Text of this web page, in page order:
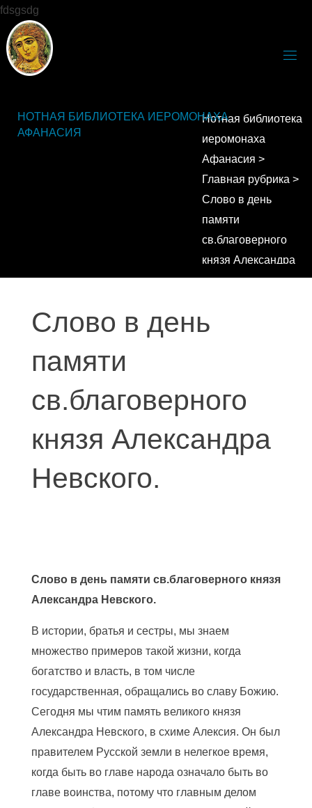
fdsgsdg
НОТНАЯ БИБЛИОТЕКА ИЕРОМОНАХА
АФАНАСИЯ
Нотная библиотека
иеромонаха
Афанасия >
Главная рубрика >
Слово в день
памяти
св.благоверного
князя Александра
Невского.
Слово в день
памяти
св.благоверного
князя Александра
Невского.
Слово в день памяти св.благоверного князя
Александра Невского.
В истории, братья и сестры, мы знаем
множество примеров такой жизни, когда
богатство и власть, в том числе
государственная, обращались во славу Божию.
Сегодня мы чтим память великого князя
Александра Невского, в схиме Алексия. Он был
правителем Русской земли в нелегкое время,
когда быть во главе народа означало быть во
главе воинства, потому что главным делом